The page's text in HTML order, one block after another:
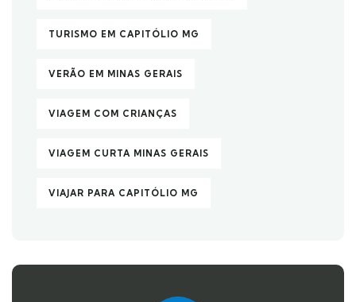
TURISMO EM CAPITÓLIO MG
VERÃO EM MINAS GERAIS
VIAGEM COM CRIANÇAS
VIAGEM CURTA MINAS GERAIS
VIAJAR PARA CAPITÓLIO MG